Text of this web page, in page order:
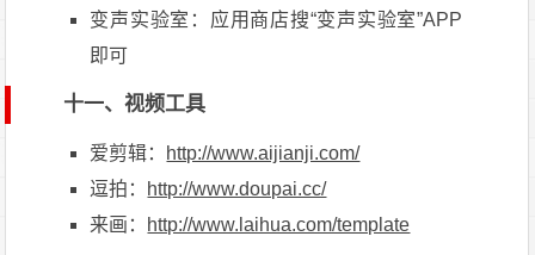
变声实验室：应用商店搜“变声实验室”APP
即可
十一、视频工具
爱剪辑： http://www.aijianji.com/
逗拍： http://www.doupai.cc/
来画： http://www.laihua.com/template